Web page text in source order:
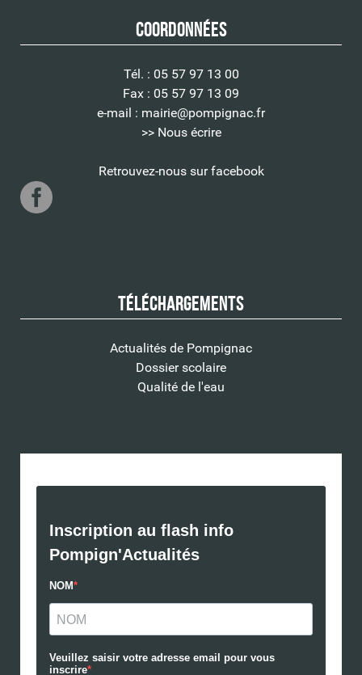
Coordonnées
Tél. : 05 57 97 13 00
Fax : 05 57 97 13 09
e-mail : mairie@pompignac.fr
>> Nous écrire
Retrouvez-nous sur facebook
Téléchargements
Actualités de Pompignac
Dossier scolaire
Qualité de l'eau